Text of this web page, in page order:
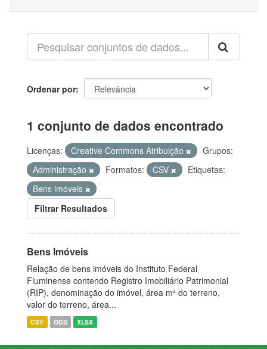
Ordenar por
1 conjunto de dados encontrado
Licenças: Creative Commons Atribuição
Grupos:
Administração
Formatos: CSV
Etiquetas:
Bens imóveis
Filtrar Resultados
Bens Imóveis
Relação de bens imóveis do Instituto Federal
Fluminense contendo Registro Imobiliário Patrimonial
(RIP), denominação do imóvel, área m² do terreno,
valor do terreno, área...
CSV ODS XLSX